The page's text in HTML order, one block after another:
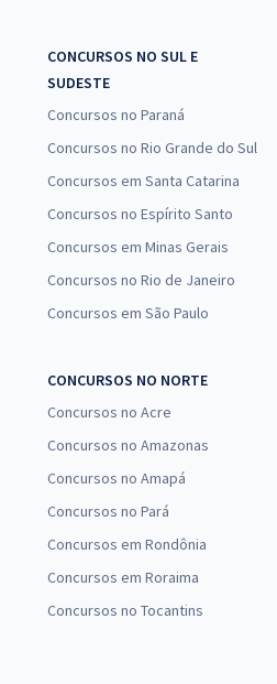
CONCURSOS NO SUL E
SUDESTE
Concursos no Paraná
Concursos no Rio Grande do Sul
Concursos em Santa Catarina
Concursos no Espírito Santo
Concursos em Minas Gerais
Concursos no Rio de Janeiro
Concursos em São Paulo
CONCURSOS NO NORTE
Concursos no Acre
Concursos no Amazonas
Concursos no Amapá
Concursos no Pará
Concursos em Rondônia
Concursos em Roraima
Concursos no Tocantins